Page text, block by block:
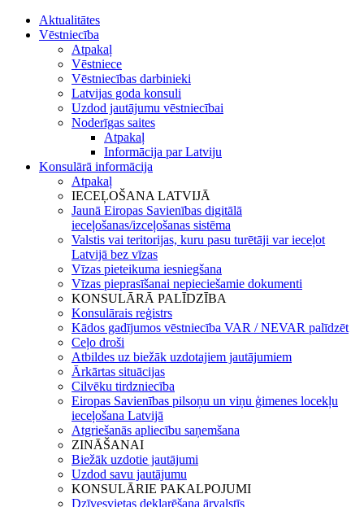
Aktualitātes
Vēstniecība
Atpakaļ
Vēstniece
Vēstniecības darbinieki
Latvijas goda konsuli
Uzdod jautājumu vēstniecībai
Noderīgas saites
Atpakaļ
Informācija par Latviju
Konsulārā informācija
Atpakaļ
IECEĻOŠANA LATVIJĀ
Jaunā Eiropas Savienības digitālā
ieceļošanas/izceļošanas sistēma
Valstis vai teritorijas, kuru pasu turētāji var ieceļot
Latvijā bez vīzas
Vīzas pieteikuma iesniegšana
Vīzas pieprasīšanai nepieciešamie dokumenti
KONSULĀRĀ PALĪDZĪBA
Konsulārais reģistrs
Kādos gadījumos vēstniecība VAR / NEVAR palīdzēt
Ceļo droši
Atbildes uz biežāk uzdotajiem jautājumiem
Ārkārtas situācijas
Cilvēku tirdzniecība
Eiropas Savienības pilsoņu un viņu ģimenes locekļu
ieceļošana Latvijā
Atgriešanās apliecību saņemšana
ZINĀŠANAI
Biežāk uzdotie jautājumi
Uzdod savu jautājumu
KONSULĀRIE PAKALPOJUMI
Dzīvesvietas deklarēšana ārvalstīs